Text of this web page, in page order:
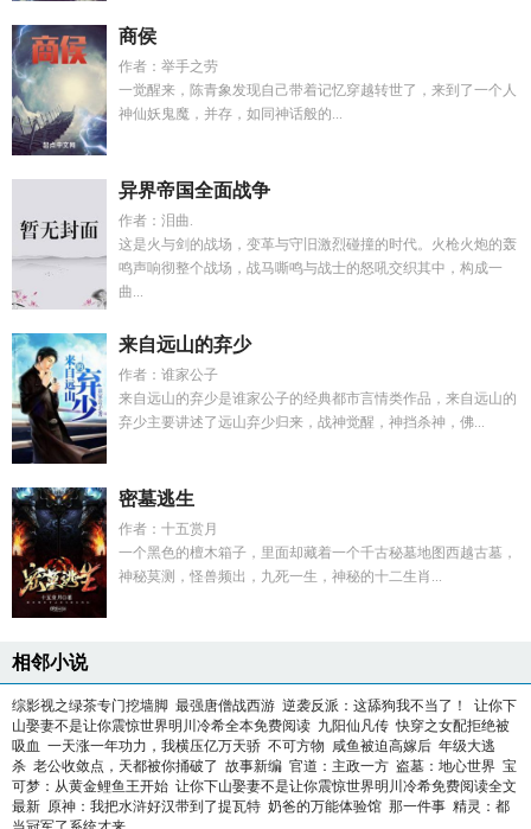
商侯
作者：举手之劳
一觉醒来，陈青象发现自己带着记忆穿越转世了，来到了一个人
神仙妖鬼魔，并存，如同神话般的...
异界帝国全面战争
作者：泪曲.
这是火与剑的战场，变革与守旧激烈碰撞的时代。火枪火炮的轰
鸣声响彻整个战场，战马嘶鸣与战士的怒吼交织其中，构成一
曲...
来自远山的弃少
作者：谁家公子
来自远山的弃少是谁家公子的经典都市言情类作品，来自远山的
弃少主要讲述了远山弃少归来，战神觉醒，神挡杀神，佛...
密墓逃生
作者：十五赏月
一个黑色的檀木箱子，里面却藏着一个千古秘墓地图西越古墓，
神秘莫测，怪兽频出，九死一生，神秘的十二生肖...
相邻小说
综影视之绿茶专门挖墙脚 最强唐僧战西游 逆袭反派：这舔狗我不当了！
让你下
山娶妻不是让你震惊世界明川冷希全本免费阅读 九阳仙凡传 快穿之女配拒绝被
吸血 一天涨一年功力，我横压亿万天骄 不可方物 咸鱼被迫高嫁后 年级大逃
杀 老公收敛点，天都被你捅破了 故事新编 官道：主政一方 盗墓：地心世界 宝
可梦：从黄金鲤鱼王开始 让你下山娶妻不是让你震惊世界明川冷希免费阅读全文
最新 原神：我把水浒好汉带到了提瓦特 奶爸的万能体验馆 那一件事 精灵：都